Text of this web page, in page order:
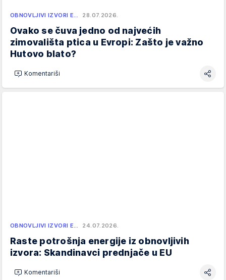
OBNOVLJIVI IZVORI E… 28.07.2026.
Ovako se čuva jedno od najvećih
zimovališta ptica u Evropi: Zašto je važno
Hutovo blato?
Komentariši
OBNOVLJIVI IZVORI E… 24.07.2026.
Raste potrošnja energije iz obnovljivih
izvora: Skandinavci prednjače u EU
Komentariši